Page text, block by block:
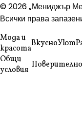
© 2026 „Мениджър
Всички права
Мода и
красотаВкусноУют
Общи
условия